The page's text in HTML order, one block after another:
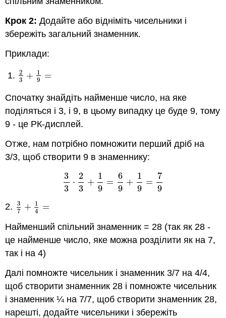
Крок 2: Додайте або відніміть чисельники і
збережіть загальний знаменник.
Приклади:
2
3 + 1
9
=
23+ 19 =
Спочатку знайдіть найменше число, на яке
поділяться і 3, і 9, в цьому випадку це буде 9, тому
9 - це РК-дисплей.
Отже, нам потрібно помножити перший дріб на
3/3, щоб створити 9 в знаменнику:
3
3
⋅
2
3
+
1
9
=
6
9
+
1
9
=
7
9
3 3⋅23+1 9= 69 +1 9= 79
2.
3
7 + 1
4
=
37+ 14 =
Найменший спільний знаменник = 28 (так як 28 -
це найменше число, яке можна розділити як на 7,
так і на 4)
Далі помножте чисельник і знаменник 3/7 на 4/4,
щоб створити знаменник 28 і помножте чисельник
і знаменник ¼ на 7/7, щоб створити знаменник 28,
нарешті, додайте чисельники і збережіть